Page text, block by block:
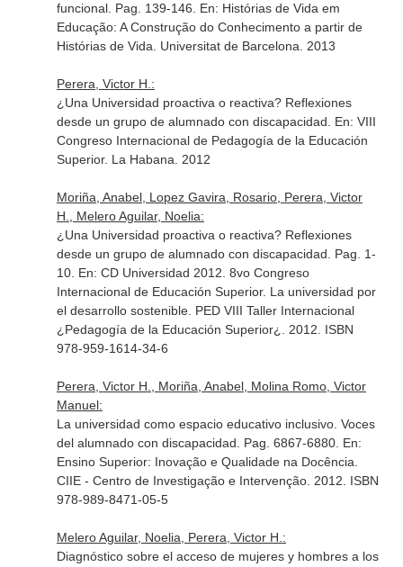
funcional. Pag. 139-146. En: Histórias de Vida em
Educação: A Construção do Conhecimento a partir de
Histórias de Vida . Universitat de Barcelona. 2013
Perera, Victor H.:
¿Una Universidad proactiva o reactiva? Reflexiones
desde un grupo de alumnado con discapacidad. En: VIII
Congreso Internacional de Pedagogía de la Educación
Superior. La Habana. 2012
Moriña, Anabel, Lopez Gavira, Rosario, Perera, Victor
H., Melero Aguilar, Noelia:
¿Una Universidad proactiva o reactiva? Reflexiones
desde un grupo de alumnado con discapacidad. Pag. 1-
10. En: CD Universidad 2012. 8vo Congreso
Internacional de Educación Superior. La universidad por
el desarrollo sostenible. PED VIII Taller Internacional
¿Pedagogía de la Educación Superior¿
. 2012. ISBN
978-959-1614-34-6
Perera, Victor H., Moriña, Anabel, Molina Romo, Victor
Manuel:
La universidad como espacio educativo inclusivo. Voces
del alumnado con discapacidad. Pag. 6867-6880. En:
Ensino Superior: Inovação e Qualidade na Docência
CIIE - Centro de Investigação e Intervenção. 2012. ISBN
978-989-8471-05-5
Melero Aguilar, Noelia, Perera, Victor H.:
Diagnóstico sobre el acceso de mujeres y hombres a los